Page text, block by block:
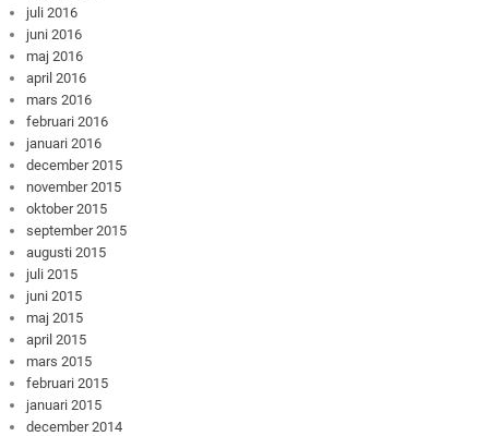
juli 2016
juni 2016
maj 2016
april 2016
mars 2016
februari 2016
januari 2016
december 2015
november 2015
oktober 2015
september 2015
augusti 2015
juli 2015
juni 2015
maj 2015
april 2015
mars 2015
februari 2015
januari 2015
december 2014